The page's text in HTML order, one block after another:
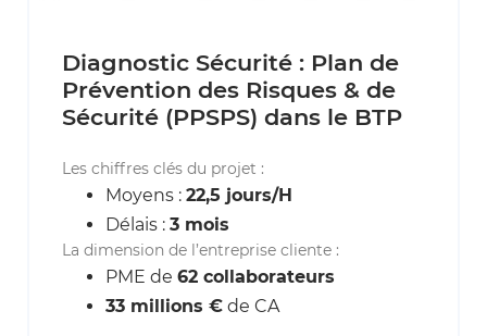
Diagnostic Sécurité : Plan de
Prévention des Risques & de
Sécurité (PPSPS) dans le BTP
Les chiffres clés du projet :
Moyens : 22,5 jours/H
Délais : 3 mois
La dimension de l’entreprise cliente :
PME de 62 collaborateurs
33 millions € de CA